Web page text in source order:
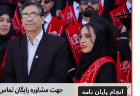
انجام پایان نامه